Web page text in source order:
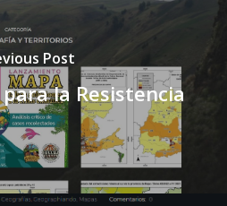
Post
la Resistencia